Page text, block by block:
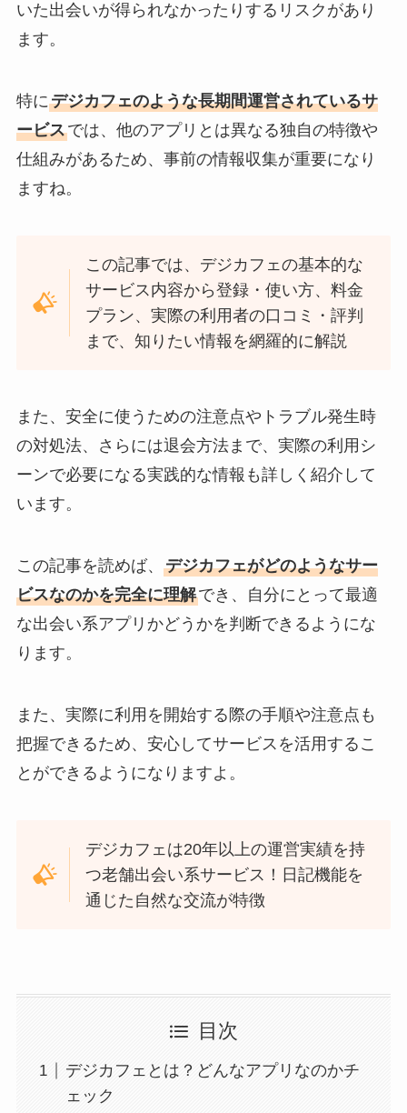
いた出会いが得られなかったりするリスクがあり
ます。
特にデジカフェのような長期間運営されているサ
ービスでは、他のアプリとは異なる独自の特徴や
仕組みがあるため、事前の情報収集が重要になり
ますね。
この記事では、デジカフェの基本的な
サービス内容から登録・使い方、料金
プラン、実際の利用者の口コミ・評判
まで、知りたい情報を網羅的に解説
また、安全に使うための注意点やトラブル発生時
の対処法、さらには退会方法まで、実際の利用シ
ーンで必要になる実践的な情報も詳しく紹介して
います。
この記事を読めば、 デジカフェがどのようなサー
ビスなのかを完全に理解でき、自分にとって最適
な出会い系アプリかどうかを判断できるようにな
ります。
また、実際に利用を開始する際の手順や注意点も
把握できるため、安心してサービスを活用するこ
とができるようになりますよ。
デジカフェは20年以上の運営実績を持
つ老舗出会い系サービス！日記機能を
通じた自然な交流が特徴
目次
デジカフェとは？どんなアプリなのかチ
ェック